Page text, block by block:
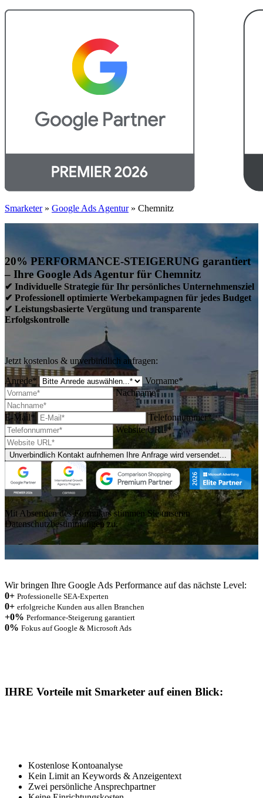
Smarketer» Google Ads Agentur» Chemnitz
20% PERFORMANCE-STEIGERUNG garantiert
– Ihre Google Ads Agentur für Chemnitz
✔ Individuelle Strategie für Ihr persönliches Unternehmensziel
✔ Professionell optimierte Werbekampagnen für jedes Budget
✔ Leistungsbasierte Vergütung und transparente
Erfolgskontrolle
Jetzt kostenlos & unverbindlich anfragen:
Anrede*
Vorname*
Nachname*
E-Mail*
Telefonnummer*
Website URL*
Unverbindlich Kontakt aufnhemen Ihre Anfrage wird versendet...
Mit Absenden des Formulars stimmen Sie unseren
Datenschutzbestimmungen zu.
Wir bringen Ihre Google Ads Performance auf das nächste Level:
0+ Professionelle SEA-Experten
0+ erfolgreiche Kunden aus allen Branchen
+0% Performance-Steigerung garantiert
0% Fokus auf Google & Microsoft Ads
IHRE Vorteile mit Smarketer auf einen Blick:
Kostenlose Kontoanalyse
Kein Limit an Keywords & Anzeigentext
Zwei persönliche Ansprechpartner